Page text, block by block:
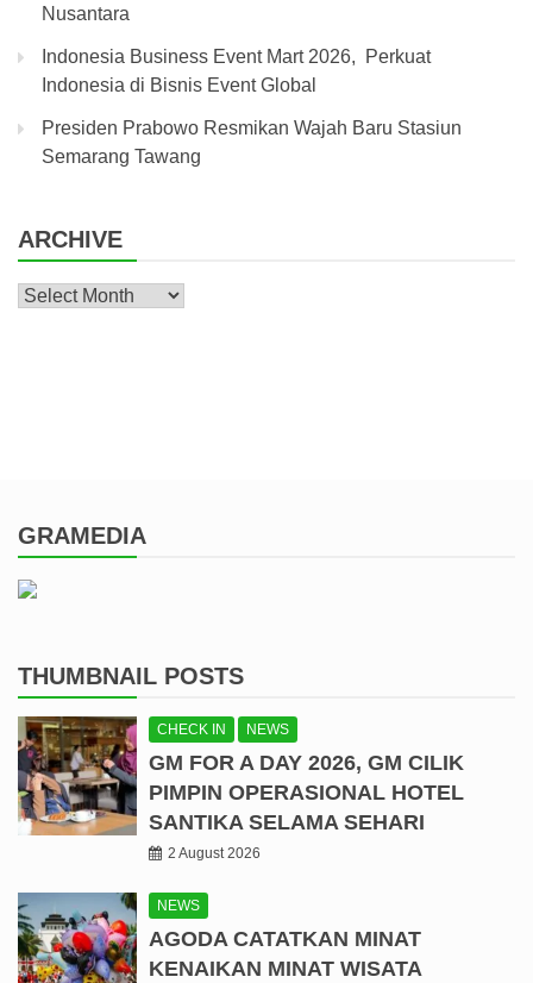
Nusantara
Indonesia Business Event Mart 2026, Perkuat
Indonesia di Bisnis Event Global
Presiden Prabowo Resmikan Wajah Baru Stasiun
Semarang Tawang
ARCHIVE
Archive
GRAMEDIA
THUMBNAIL POSTS
CHECK IN NEWS
GM FOR A DAY 2026, GM CILIK
PIMPIN OPERASIONAL HOTEL
SANTIKA SELAMA SEHARI
2 August 2026
NEWS
AGODA CATATKAN MINAT
KENAIKAN MINAT WISATA